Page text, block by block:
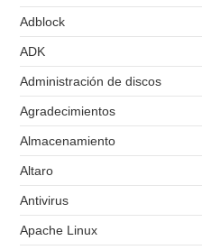
Adblock
ADK
Administración de discos
Agradecimientos
Almacenamiento
Altaro
Antivirus
Apache Linux